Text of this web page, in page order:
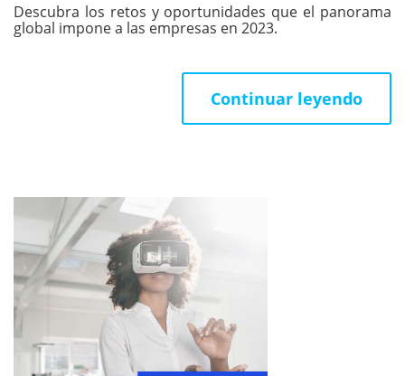
Descubra los retos y oportunidades que el panorama
global impone a las empresas en 2023.
Continuar leyendo